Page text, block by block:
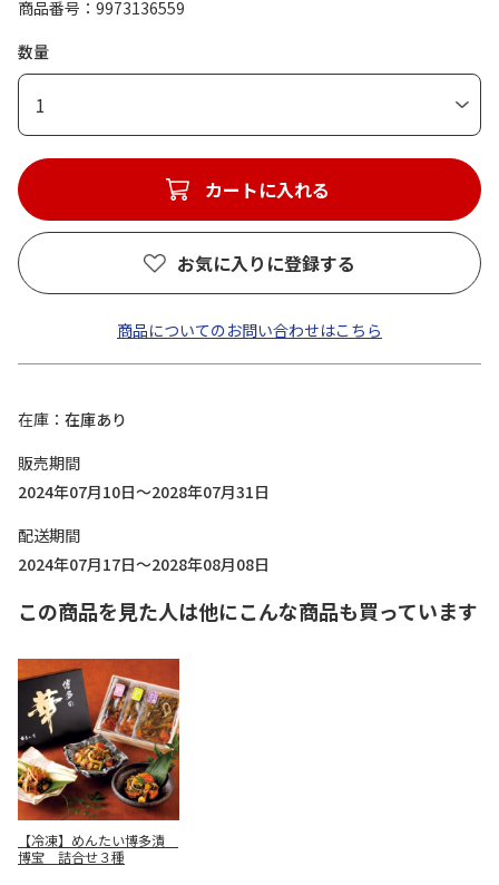
商品番号
9973136559
数量
1
カートに入れる
お気に入りに登録する
商品についてのお問い合わせはこちら
在庫
在庫あり
販売期間
2024年07月10日～2028年07月31日
配送期間
2024年07月17日～2028年08月08日
この商品を見た人は他にこんな商品も買っています
【冷凍】めんたい博多漬
博宝 詰合せ３種